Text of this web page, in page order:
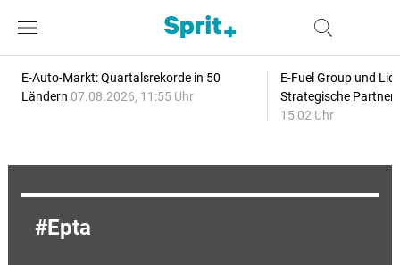
E-Auto-Markt: Quartalsrekorde in 50
Ländern 07.08.2026, 11:55 Uhr
E-Fuel Group und
Strategische
15:02 Uhr
Epta